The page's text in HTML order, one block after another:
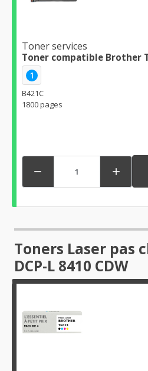
Toner services
Toner compatible Brother
1
B421C
1800 pages
 
Toners Laser pas
DCP-L 8410 CDW